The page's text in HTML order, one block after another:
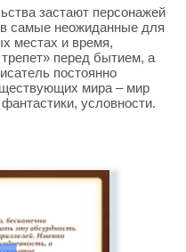
застают персонажей
в самые неожиданные для
местах и время,
перед бытием, а
постоянно
мира – мир
условности.